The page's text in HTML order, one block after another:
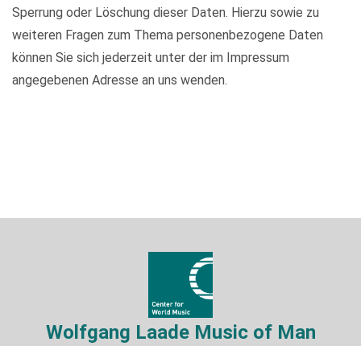
Sperrung oder Löschung dieser Daten. Hierzu sowie zu
weiteren Fragen zum Thema personenbezogene Daten
können Sie sich jederzeit unter der im Impressum
angegebenen Adresse an uns wenden.
Wolfgang Laade Music of Man